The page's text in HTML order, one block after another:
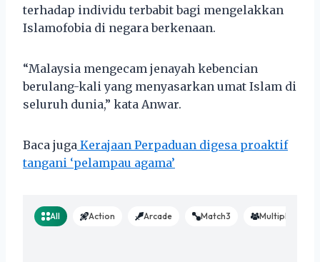
terhadap individu terbabit bagi mengelakkan
Islamofobia di negara berkenaan.
“Malaysia mengecam jenayah kebencian
berulang-kali yang menyasarkan umat Islam di
seluruh dunia,” kata Anwar.
Baca juga Kerajaan Perpaduan digesa proaktif
tangani ‘pelampau agama’